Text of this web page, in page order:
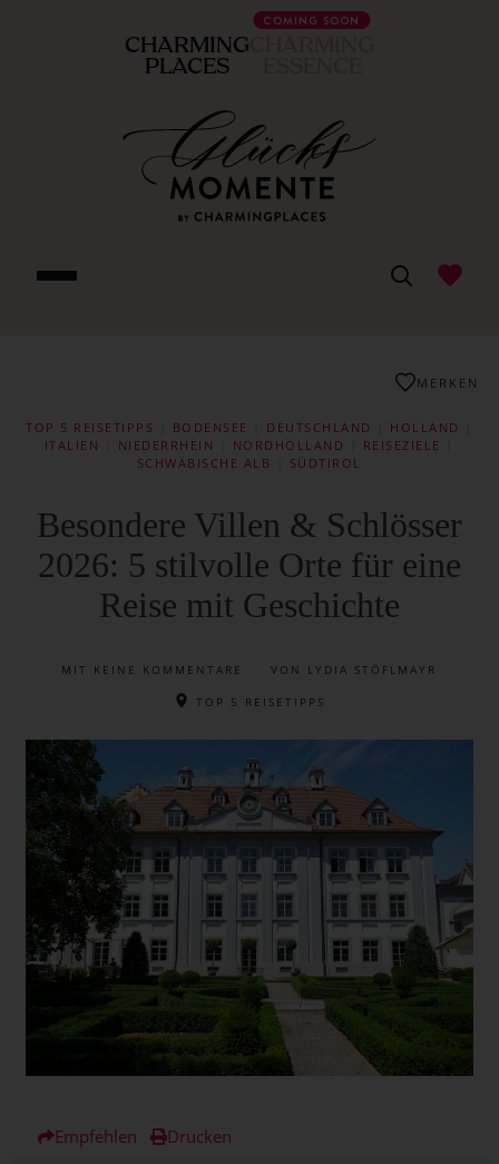
CHARMING
PLACES
COMING SOON
TOP 5 REISETIPPS BODENSEE DEUTSCHLAND HOLLAND
ITALIEN
NIEDERRHEIN NORDHOLLAND REISEZIELE
SCHWÄBISCHE ALB
SÜDTIROL
Besondere Villen & Schlösser
2026: 5 stilvolle Orte für eine
Reise mit Geschichte
MIT KEINE KOMMENTARE VON LYDIA STÖFLMAYR
TOP 5 REISETIPPS
MERKEN
Empfehlen Drucken